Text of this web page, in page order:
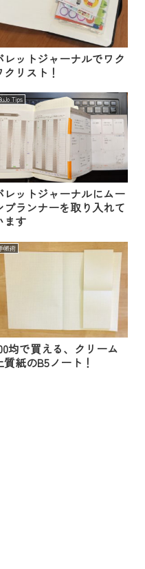
レットジャーナルでワク
クリスト！
Tips
レットジャーナルにムー
プランナーを取り入れて
ます
帳術
均で買える、クリーム
質紙のB5ノート！